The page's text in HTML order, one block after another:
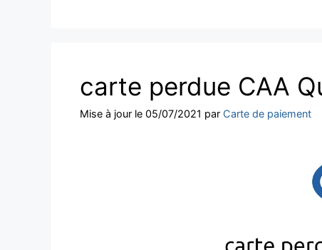
carte perdue CAA
Mise à jour le 05/07/2021 par Carte de paiement